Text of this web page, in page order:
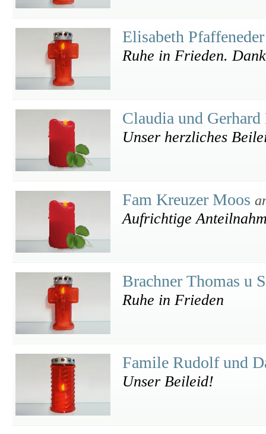
Elisabeth
Ruhe in Frieden.
Claudia und
Unser herzliches
Fam Kreuzer Moos
Aufrichtige
Brachner Thomas u
Ruhe in Frieden
Famile Rudolf und
Unser Beileid!